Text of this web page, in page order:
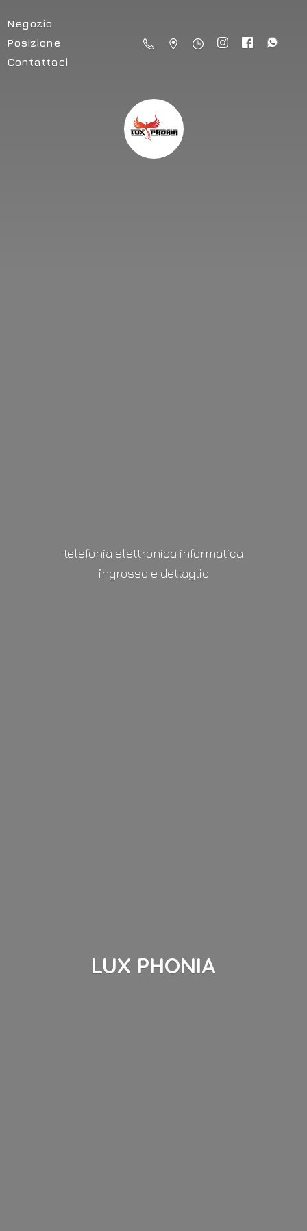
Negozio
Posizione
Contattaci
LUX PHONIA
telefonia elettronica informatica
ingrosso e dettaglio